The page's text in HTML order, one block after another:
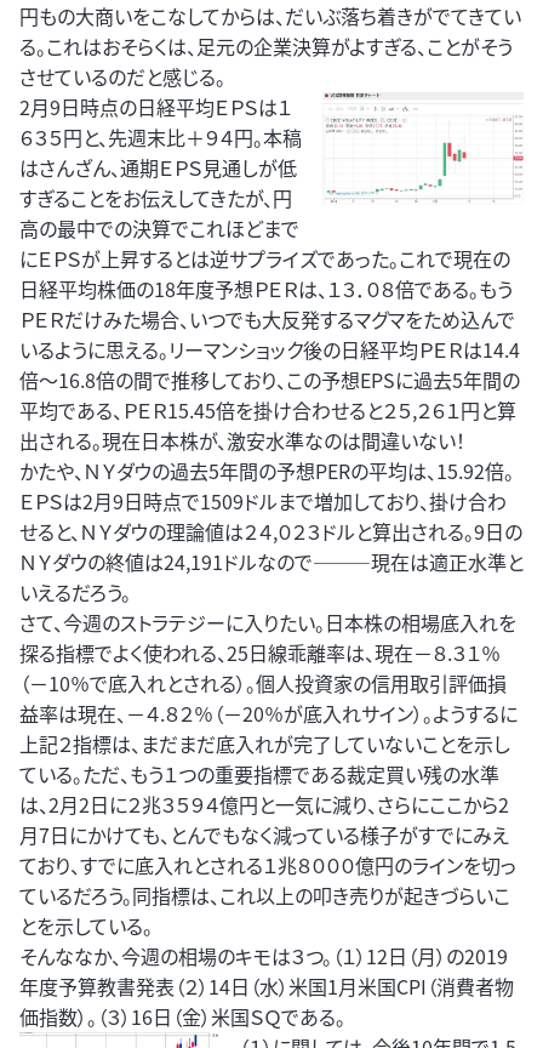
円もの大商いをこなしてからは、だいぶ落ち着きがでてきてい
る。これはおそらくは、足元の企業決算がよすぎる、ことがそう
させているのだと感じる。
2月9日時点の日経平均ＥＰＳは１
６３５円と、先週末比＋９４円。本稿
はさんざん、通期ＥＰＳ見通しが低
すぎることをお伝えしてきたが、円
高の最中での決算でこれほどまで
にＥＰＳが上昇するとは逆サプライズであった。これで現在の
日経平均株価の18年度予想ＰＥＲは、１３．０８倍である。もう
ＰＥＲだけみた場合、いつでも大反発するマグマをため込んで
いるように思える。リーマンショック後の日経平均ＰＥＲは14.4
倍～16.8倍の間で推移しており、この予想EPSに過去5年間の
平均である、ＰＥＲ15.45倍を掛け合わせると２５,２６１円と算
出される。現在日本株が、激安水準なのは間違いない！
かたや、ＮＹダウの過去5年間の予想PERの平均は、15.92倍。
ＥＰＳは2月9日時点で1509ドルまで増加しており、掛け合わ
せると、ＮＹダウの理論値は２４,０２３ドルと算出される。9日の
ＮＹダウの終値は24,191ドルなので―――現在は適正水準と
いえるだろう。
さて、今週のストラテジーに入りたい。日本株の相場底入れを
探る指標でよく使われる、25日線乖離率は、現在－８.３１％
（－10％で底入れとされる）。個人投資家の信用取引評価損
益率は現在、－４.８２％（－20％が底入れサイン）。ようするに
上記２指標は、まだまだ底入れが完了していないことを示し
ている。ただ、もう１つの重要指標である裁定買い残の水準
は、2月2日に２兆３５９４億円と一気に減り、さらにここから2
月7日にかけても、とんでもなく減っている様子がすでにみえ
ており、すでに底入れとされる１兆８０００億円のラインを切っ
ているだろう。同指標は、これ以上の叩き売りが起きづらいこ
とを示している。
そんななか、今週の相場のキモは３つ。（１）12日（月）の2019
年度予算教書発表（２）14日（水）米国1月米国CPI（消費者物
価指数）。（３）16日（金）米国ＳＱである。